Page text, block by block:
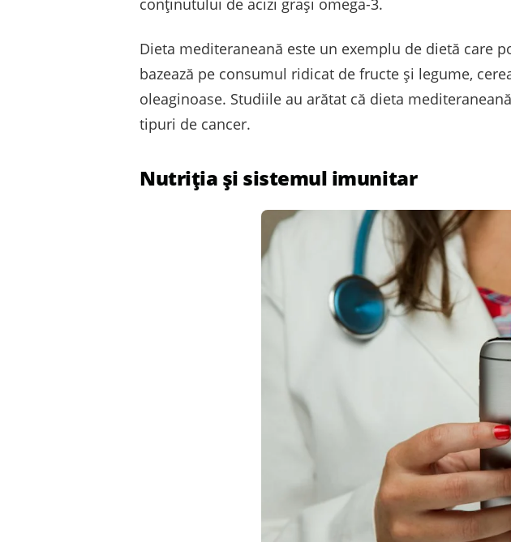
conținutului de acizi grași omega-3.
Dieta mediteraneană este un exemplu de dietă care
bazează pe consumul ridicat de fructe și legume,
oleaginoase. Studiile au arătat că dieta
tipuri de cancer.
Nutriția și sistemul imunitar